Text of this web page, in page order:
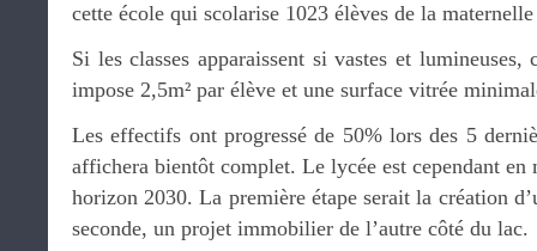
cette école qui scolarise 1023 élèves de la
Si les classes apparaissent si vastes et
impose 2,5m² par élève et une surface vitrée
Les effectifs ont progressé de 50% lors des 5
affichera bientôt complet. Le lycée est cependant en
horizon 2030. La première étape serait la création
seconde, un projet immobilier de l’autre côté du lac.